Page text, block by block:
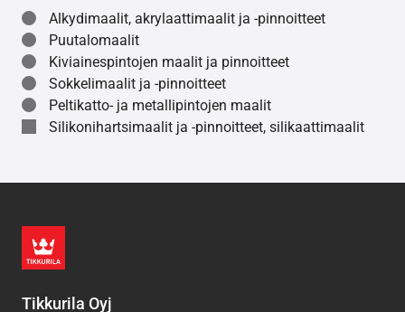
Alkydimaalit, akrylaattimaalit ja -pinnoitteet
Puutalomaalit
Kiviainespintojen maalit ja pinnoitteet
Sokkelimaalit ja -pinnoitteet
Peltikatto- ja metallipintojen maalit
Silikonihartsimaalit ja -pinnoitteet, silikaattimaalit
Tikkurila Oyj